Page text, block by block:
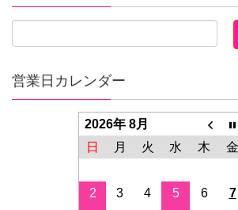
営業日カレンダー
2026年 8月
日
月 火 水 木 金
2
3 4 5 6 7